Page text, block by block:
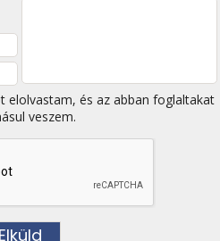
elolvastam, és az abban foglaltakat
veszem.